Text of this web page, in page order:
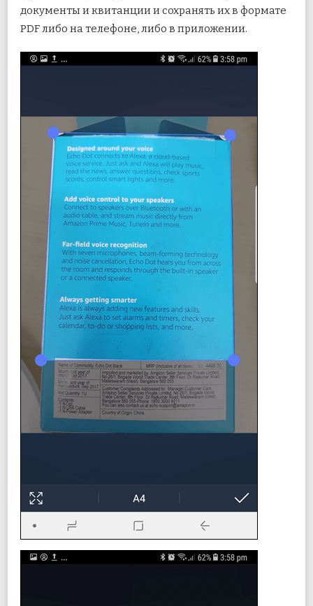
документы и квитанции и сохранять их в формате
PDF либо на телефоне, либо в приложении.